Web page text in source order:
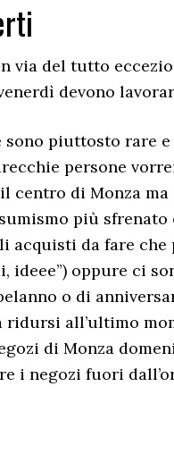
via del tutto
devono
piuttosto rare
persone
centro di Monza
più
acquisti da fare
ideee”) oppure ci
o di
all’ultimo
di Monza
i negozi fuori